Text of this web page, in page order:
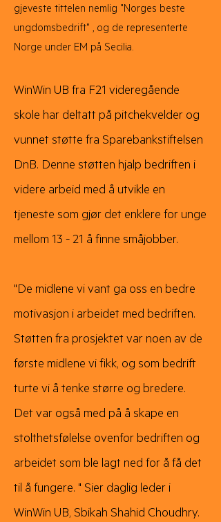
gjeveste tittelen nemlig "Norges beste
ungdomsbedrift" ​, og de representerte
Norge under EM på Secilia.
WinWin UB fra F21 videregående
skole har deltatt på pitchekvelder og
vunnet støtte fra Sparebankstiftelsen
DnB. Denne støtten hjalp bedriften i
videre arbeid med å utvikle en
tjeneste som gjør det enklere for unge
mellom 13 - 21 å finne småjobber.
"De midlene vi vant ga oss en bedre
motivasjon i arbeidet med bedriften.
Støtten fra prosjektet var noen av de
første midlene vi fikk, og som bedrift
turte vi å tenke større og bredere.
Det var også med på å skape en
stolthetsfølelse ovenfor bedriften og
arbeidet som ble lagt ned for å få det
til å fungere. " Sier daglig leder i
WinWin UB, Sbikah Shahid Choudhry.